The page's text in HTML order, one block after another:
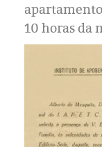
10 horas da